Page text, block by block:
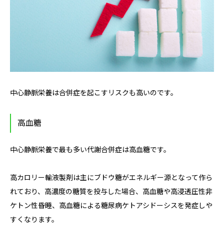
中心静脈栄養は合併症を起こすリスクも高いのです。
高血糖
中心静脈栄養で最も多い代謝合併症は高血糖です。
高カロリー輸液製剤は主にブドウ糖がエネルギー源となって作ら
れており、高濃度の糖質を投与した場合、高血糖や高浸透圧性非
ケトン性昏睡、高血糖による糖尿病ケトアシドーシスを発症しや
すくなります。